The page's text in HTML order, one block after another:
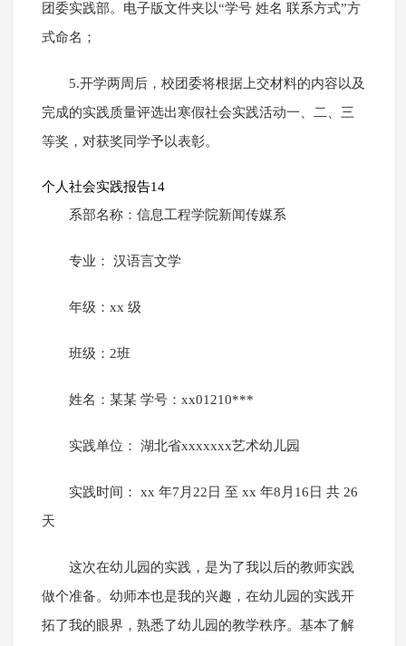
团委实践部。电子版文件夹以“学号 姓名 联系方式”方
式命名；
5.开学两周后，校团委将根据上交材料的内容以及
完成的实践质量评选出寒假社会实践活动一、二、三
等奖，对获奖同学予以表彰。
个人社会实践报告14
系部名称：信息工程学院新闻传媒系
专业： 汉语言文学
年级：xx 级
班级：2班
姓名：某某 学号：xx01210***
实践单位： 湖北省xxxxxxx艺术幼儿园
实践时间： xx 年7月22日 至 xx 年8月16日 共 26
天
这次在幼儿园的实践，是为了我以后的教师实践
做个准备。幼师本也是我的兴趣，在幼儿园的实践开
拓了我的眼界，熟悉了幼儿园的教学秩序。基本了解